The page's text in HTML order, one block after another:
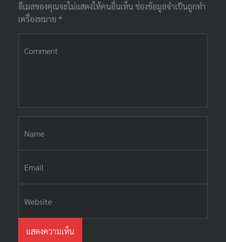
อีเมลของคุณจะไม่แสดงให้คนอื่นเห็นช่องข้อมูลจำเป็นถูกทำ
เครื่องหมาย *